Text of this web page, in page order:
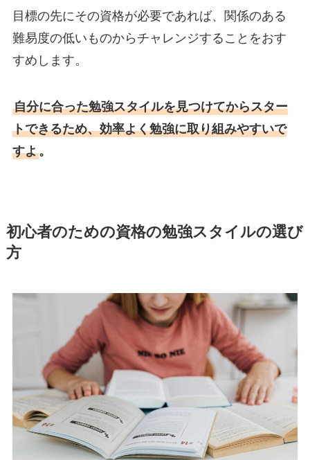
目標の先にその資格が必要であれば、関係のある
難易度の低いものからチャレンジすることをおす
すめします。
自分に合った勉強スタイルを見つけてからスター
トできるため、効率よく勉強に取り組みやすいで
すよ。
初心者のための資格の勉強スタイルの選び
方